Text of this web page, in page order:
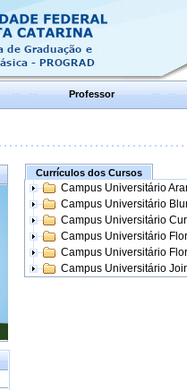
Professor
Currículos dos Cursos
Campus Universitário
Campus Universitário
Campus Universitário
Campus Universitário
Campus Universitário
Campus Universitário